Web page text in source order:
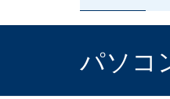
パソコ